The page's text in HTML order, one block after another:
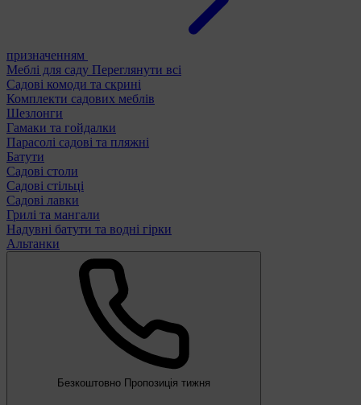
призначенням
Меблі для саду Переглянути всі
Садові комоди та скрині
Комплекти садових меблів
Шезлонги
Гамаки та гойдалки
Парасолі садові та пляжні
Батути
Садові столи
Садові стільці
Садові лавки
Грилі та мангали
Надувні батути та водні гірки
Альтанки
Безкоштовно Пропозиція тижня